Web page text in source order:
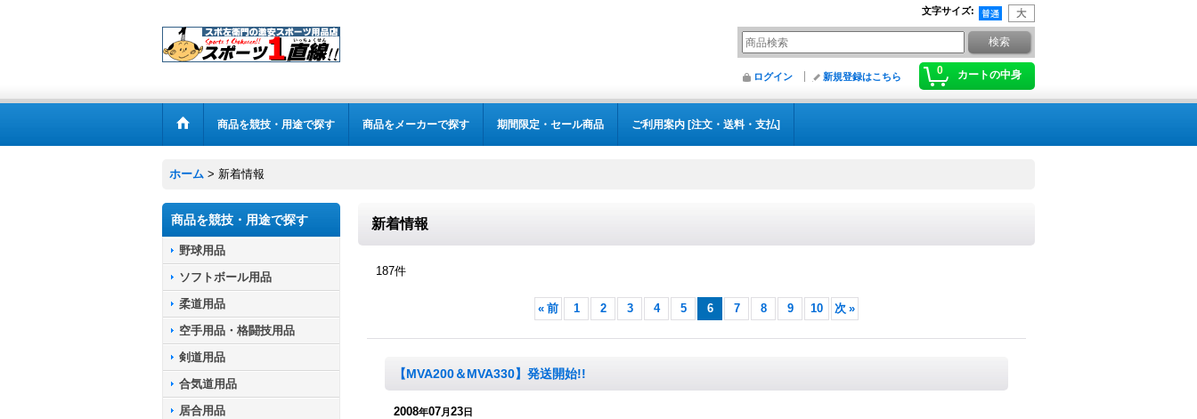
文字サイズ:
0 カートの中身
ログイン 新規登録はこちら
商品を競技・用途で探す 商品をメーカーで探す 期間限定・セール商品 ご利用案内 [注文・送料・支払]
ホーム > 新着情報
商品を競技・用途で探す
野球用品
ソフトボール用品
柔道用品
空手用品・格闘技用品
剣道用品
合気道用品
居合用品
新着情報
187件
« 前 1 2 3 4 5 6 7 8 9 10 次 »
【MVA200＆MVA330】発送開始!!
2008年07月23日